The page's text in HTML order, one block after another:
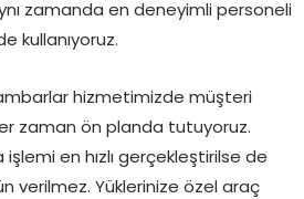
zamanda en deneyimli personeli
kullanıyoruz.
ambarlar hizmetimizde müşteri
zaman ön planda tutuyoruz.
işlemi en hızlı gerçekleştirilse de
verilmez. Yüklerinize özel araç